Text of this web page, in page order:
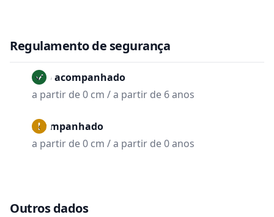
Regulamento de segurança
Não acompanhado
a partir de 0 cm / a partir de 6 anos
Acompanhado
a partir de 0 cm / a partir de 0 anos
Outros dados